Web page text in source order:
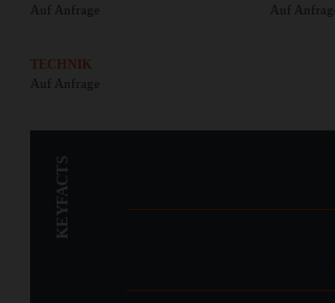
Auf Anfrage
Auf Anfrage
TECHNIK
Auf Anfrage
KEYFACTS